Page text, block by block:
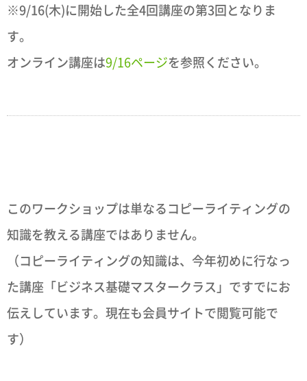
※9/16(木)に開始した全4回講座の第3回となりま
す。
オンライン講座は9/16ページを参照ください。
このワークショップは単なるコピーライティングの
知識を教える講座ではありません。
（コピーライティングの知識は、今年初めに行なっ
た講座「ビジネス基礎マスタークラス」ですでにお
伝えしています。現在も会員サイトで閲覧可能で
す）